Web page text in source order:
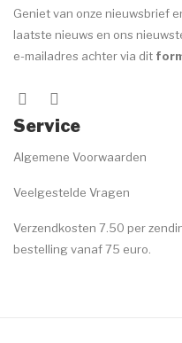
Geniet van onze nieuwsbrief
laatste nieuws en ons
e-mailadres achter via dit
Service
Algemene Voorwaarden
Veelgestelde Vragen
Verzendkosten 7.50 per
bestelling vanaf 75 euro.